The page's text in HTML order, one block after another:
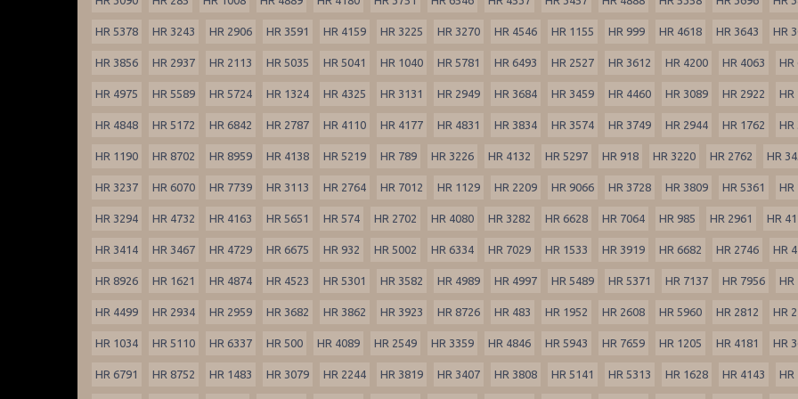
HR 5378 HR 3243 HR 2906 HR 3591 HR 4159 HR 3225 HR 3270 HR 4546 HR 1155 HR 999 HR 4618 HR 3643 HR
HR 3856 HR 2937 HR 2113 HR 5035 HR 5041 HR 1040 HR 5781 HR 6493 HR 2527 HR 3612 HR 4200 HR 4063 HR
HR 4975 HR 5589 HR 5724 HR 1324 HR 4325 HR 3131 HR 2949 HR 3684 HR 3459 HR 4460 HR 3089 HR 2922 HR
HR 4848 HR 5172 HR 6842 HR 2787 HR 4110 HR 4177 HR 4831 HR 3834 HR 3574 HR 3749 HR 2944 HR 1762 HR
HR 1190 HR 8702 HR 8959 HR 4138 HR 5219 HR 789 HR 3226 HR 4132 HR 5297 HR 918 HR 3220 HR 2762 HR
HR 3237 HR 6070 HR 7739 HR 3113 HR 2764 HR 7012 HR 1129 HR 2209 HR 9066 HR 3728 HR 3809 HR 5361 HR
HR 3294 HR 4732 HR 4163 HR 5651 HR 574 HR 2702 HR 4080 HR 3282 HR 6628 HR 7064 HR 985 HR 2961 HR
HR 3414 HR 3467 HR 4729 HR 6675 HR 932 HR 5002 HR 6334 HR 7029 HR 1533 HR 3919 HR 6682 HR 2746 HR
HR 8926 HR 1621 HR 4874 HR 4523 HR 5301 HR 3582 HR 4989 HR 4997 HR 5489 HR 5371 HR 7137 HR 7956 HR
HR 4499 HR 2934 HR 2959 HR 3682 HR 3862 HR 3923 HR 8726 HR 483 HR 1952 HR 2608 HR 5960 HR 2812 HR
HR 1034 HR 5110 HR 6337 HR 500 HR 4089 HR 2549 HR 3359 HR 4846 HR 5943 HR 7659 HR 1205 HR 4181 HR
HR 6791 HR 8752 HR 1483 HR 3079 HR 2244 HR 3819 HR 3407 HR 3808 HR 5141 HR 5313 HR 1628 HR 4143 HR